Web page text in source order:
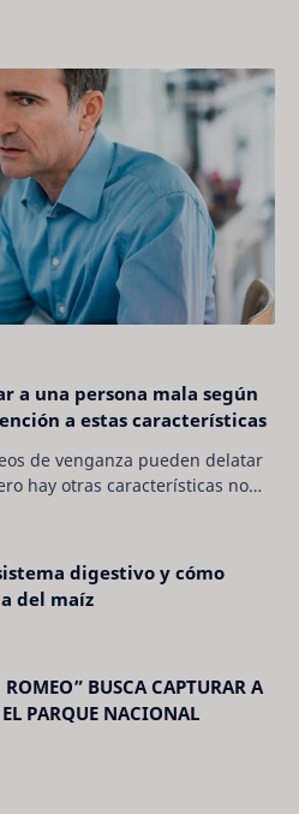
a una persona mala según
a estas características
de venganza pueden delatar
hay otras características no
digestivo y cómo
del maíz
BUSCA CAPTURAR A
PARQUE NACIONAL